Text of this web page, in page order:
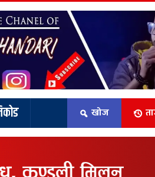
खोज